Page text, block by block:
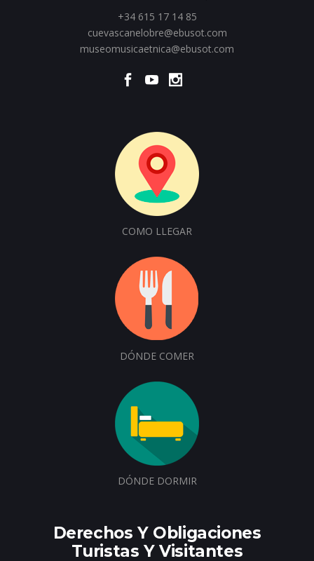
+34 615 17 14 85
cuevascanelobre@ebusot.com
museomusicaetnica@ebusot.com
COMO LLEGAR
DÓNDE COMER
DÓNDE DORMIR
Derechos Y Obligaciones
Turistas Y Visitantes